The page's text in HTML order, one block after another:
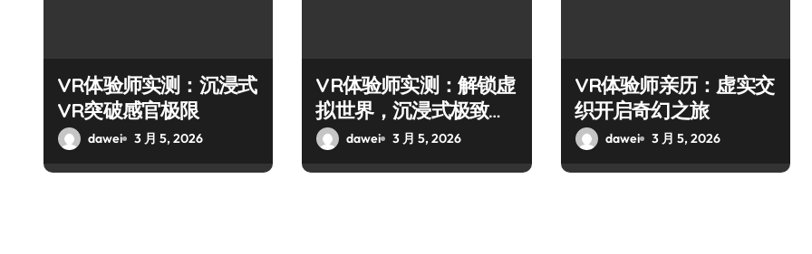
VR体验师实测：沉浸式
VR突破感官极限
dawei 3 月 5, 2026
VR体验师实测：解锁虚
拟世界，沉浸式极致之
旅！dawei 3 月 5, 2026
VR体验师亲历：虚实交
织开启奇幻之旅
dawei 3 月 5, 2026